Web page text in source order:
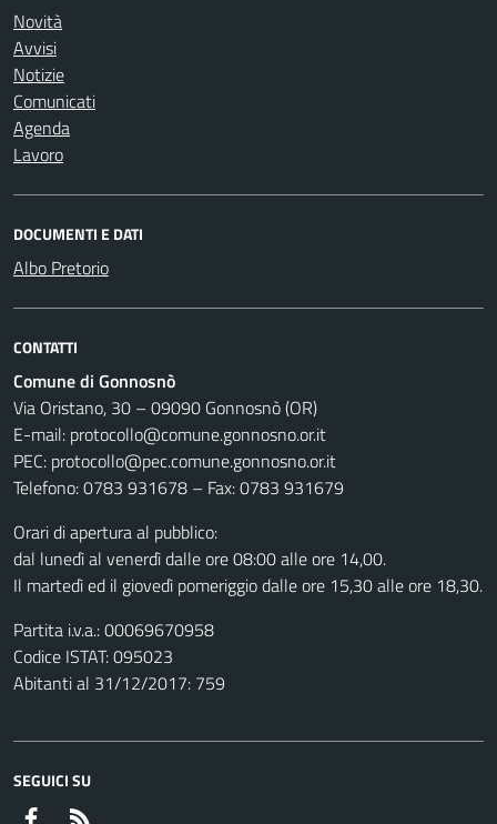
Novità
Avvisi
Notizie
Comunicati
Agenda
Lavoro
DOCUMENTI E DATI
Albo Pretorio
CONTATTI
Comune di Gonnosnò
Via Oristano, 30 – 09090 Gonnosnò (OR)
E-mail: protocollo@comune.gonnosno.or.it
PEC: protocollo@pec.comune.gonnosno.or.it
Telefono: 0783 931678 – Fax: 0783 931679
Orari di apertura al pubblico:
dal lunedì al venerdì dalle ore 08:00 alle ore 14,00.
Il martedì ed il giovedì pomeriggio dalle ore 15,30 alle ore 18,30.
Partita i.v.a.: 00069670958
Codice ISTAT: 095023
Abitanti al 31/12/2017: 759
SEGUICI SU
Facebook